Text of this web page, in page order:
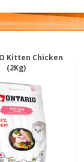
Kitten Chicken
(2Kg)